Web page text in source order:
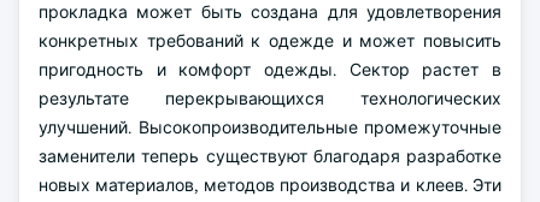
прокладка может быть создана для удовлетворения
конкретных требований к одежде и может повысить
пригодность и комфорт одежды. Сектор растет в
результате перекрывающихся технологических
улучшений. Высокопроизводительные промежуточные
заменители теперь существуют благодаря разработке
новых материалов, методов производства и клеев. Эти